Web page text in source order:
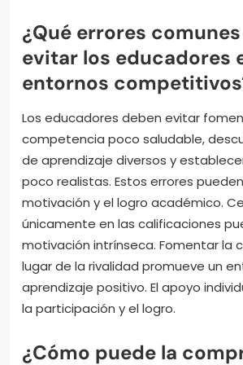
¿Qué errores
evitar los educadores
entornos
Los educadores deben evitar
competencia poco saludable,
de aprendizaje diversos y
poco realistas. Estos errores
motivación y el logro académico.
únicamente en las calificaciones
motivación intrínseca. Fomentar la
lugar de la rivalidad promueve un
aprendizaje positivo. El apoyo
la participación y el logro.
¿Cómo puede la